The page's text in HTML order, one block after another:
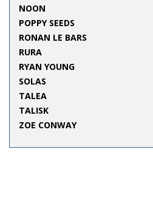
NOON
POPPY SEEDS
RONAN LE BARS
RURA
RYAN YOUNG
SOLAS
TALEA
TALISK
ZOE CONWAY